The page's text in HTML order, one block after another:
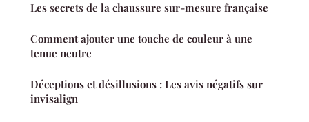
Les secrets de la chaussure sur-mesure française
Comment ajouter une touche de couleur à une
tenue neutre
Déceptions et désillusions : Les avis négatifs sur
invisalign